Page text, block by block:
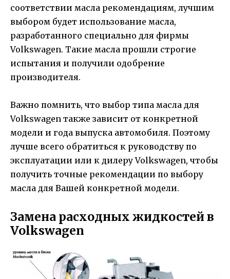
соответствии масла рекомендациям, лучшим
выбором будет использование масла,
разработанного специально для фирмы
Volkswagen. Такие масла прошли строгие
испытания и получили одобрение
производителя.
Важно помнить, что выбор типа масла для
Volkswagen также зависит от конкретной
модели и года выпуска автомобиля. Поэтому
лучше всего обратиться к руководству по
эксплуатации или к дилеру Volkswagen, чтобы
получить точные рекомендации по выбору
масла для Вашей конкретной модели.
Замена расходных жидкостей в
Volkswagen